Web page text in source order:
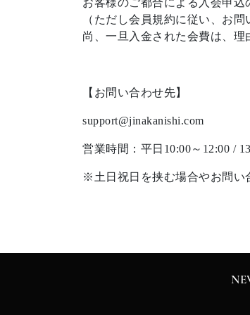
お客様のご都合による入会申込
（ただし会員規約に従い、お
尚、一旦入金された会費は、理
【お問い合わせ先】
support@jinakanishi.com
営業時間：平日10:00～12:00 /
※土日祝日を挟む場合やお問い